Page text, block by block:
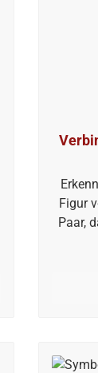
Figur
Paar,